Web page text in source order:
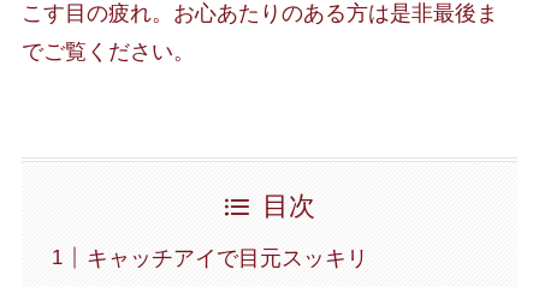
こす目の疲れ。お心あたりのある方は是非最後ま
でご覧ください。
目次
キャッチアイで目元スッキリ